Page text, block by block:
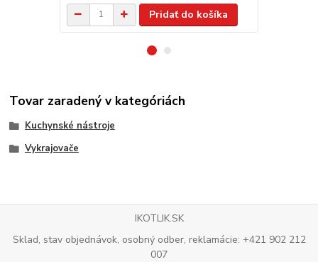
Pridať do košíka
Tovar zaradený v kategóriách
Kuchynské nástroje
Vykrajovače
IKOTLIK.SK
Sklad, stav objednávok, osobný odber, reklamácie: +421 902 212
007